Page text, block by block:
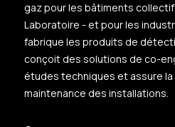
gaz pour les bâtiments collectifs
Laboratoire - et pour les
fabrique les produits de
conçoit des solutions de co-
études techniques et assure la
maintenance des installations.